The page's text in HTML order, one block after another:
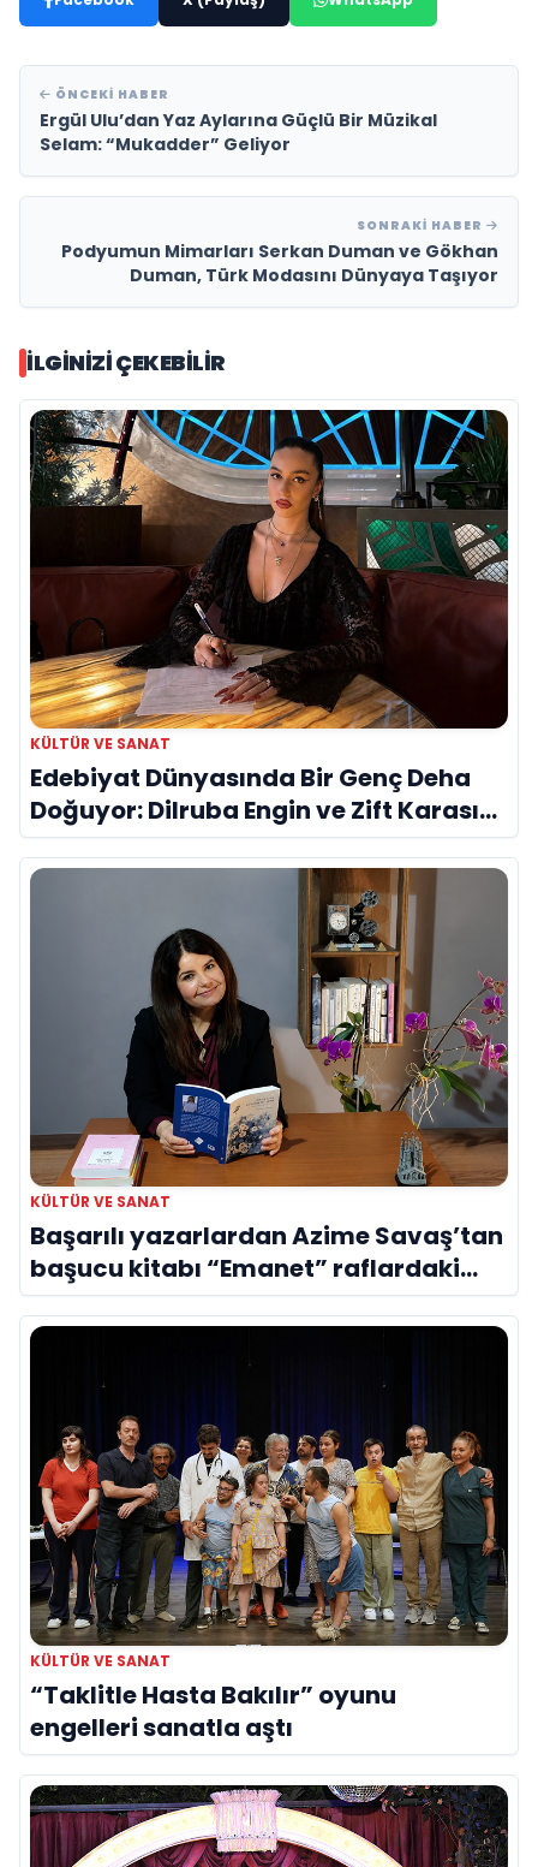
ÖNCEKI HABER
Ergül Ulu’dan Yaz Aylarına Güçlü Bir Müzikal
Selam: “Mukadder” Geliyor
SONRAKI HABER
Podyumun Mimarları Serkan Duman ve Gökhan
Duman, Türk Modasını Dünyaya Taşıyor
İLGINIZI ÇEKEBILIR
KÜLTÜR VE SANAT
Edebiyat Dünyasında Bir Genç Deha
Doğuyor: Dilruba Engin ve Zift Karası
Evreni ‘AVENOİR’
KÜLTÜR VE SANAT
Başarılı yazarlardan Azime Savaş’tan
başucu kitabı “Emanet” raflardaki
yerini aldı
KÜLTÜR VE SANAT
“Taklitle Hasta Bakılır” oyunu
engelleri sanatla aştı